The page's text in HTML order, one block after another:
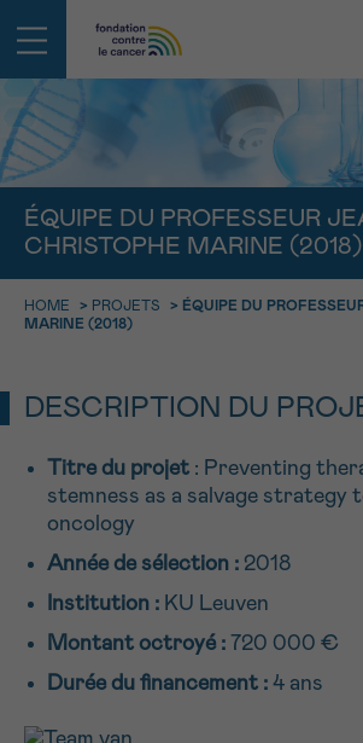
ÉQUIPE DU PROFESSEUR
CHRISTOPHE MARINE (2018)
HOME > PROJETS > ÉQUIPE DU
MARINE (2018)
DESCRIPTION DU
Titre du projet : Preventing
stemness as a salvage strategy
oncology
Année de sélection : 2018
Institution : KU Leuven
Montant octroyé : 720 000 €
Durée du financement : 4 ans
NOM
FACE AU CANCER VOUS
PAS SEUL
Des professionnels pour répondre à
Contactez-nous
0800 15 801 lu-ve 9h à 18h
Via le formulaire de contact
Je souhaite être rappelé.e
En savoir plus sur Cancerinfo
RETOUR
NOM
PRÉNOM
RETOUR
Rendez-vous Question
11h-13h
13h-16h
16h-18h
Suivant